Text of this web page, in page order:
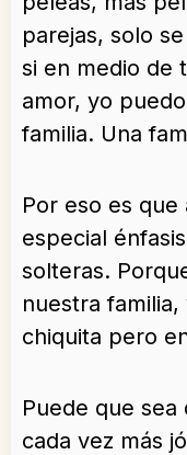
parejas, solo
si en medio de
amor, yo
familia. Una
Por eso es
especial
solteras.
nuestra
chiquita pero
Puede que sea
cada vez más